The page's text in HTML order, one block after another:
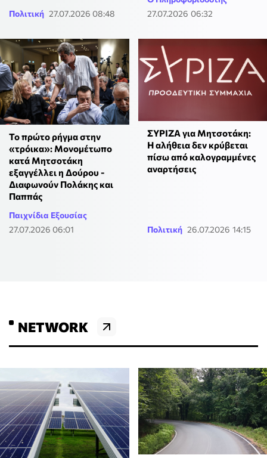
Πολιτική 27.07.2026 08:48
27.07.2026 06:32
Το πρώτο ρήγμα στην
«τρόικα»: Μονομέτωπο
κατά Μητσοτάκη
εξαγγέλλει η Δούρου -
Διαφωνούν Πολάκης και
Παππάς
Παιχνίδια Εξουσίας
27.07.2026 06:01
ΣΥΡΙΖΑ για Μητσοτάκη:
Η αλήθεια δεν κρύβεται
πίσω από καλογραμμένες
αναρτήσεις
Πολιτική 26.07.2026 14:15
NETWORK